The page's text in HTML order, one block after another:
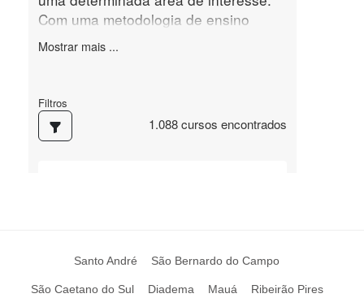
Santo André São Bernardo do Campo
São Caetano do Sul Diadema Mauá Ribeirão Pires